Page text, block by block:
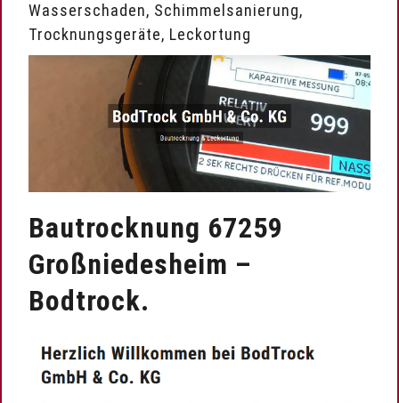
Wasserschaden, Schimmelsanierung,
Trocknungsgeräte, Leckortung
Bautrocknung 67259
Großniedesheim –
Bodtrock.